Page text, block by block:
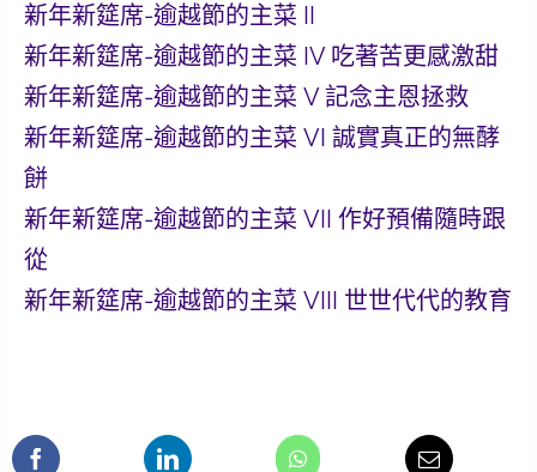
新年新筵席-逾越節的主菜 II
新年新筵席-逾越節的主菜 IV 吃著苦更感激甜
新年新筵席-逾越節的主菜 V 記念主恩拯救
新年新筵席-逾越節的主菜 VI 誠實真正的無酵
餅
新年新筵席-逾越節的主菜 VII 作好預備隨時跟
從
新年新筵席-逾越節的主菜 VIII 世世代代的教育